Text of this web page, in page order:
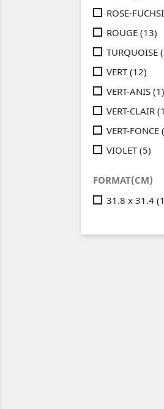
ROSE-
ROUGE (13)
TURQUOISE
VERT(12)
VERT-ANIS (1)
VERT-CLAIR
VERT-FONCE
VIOLET(5)
FORMAT(CM)
31.8 x 31.4